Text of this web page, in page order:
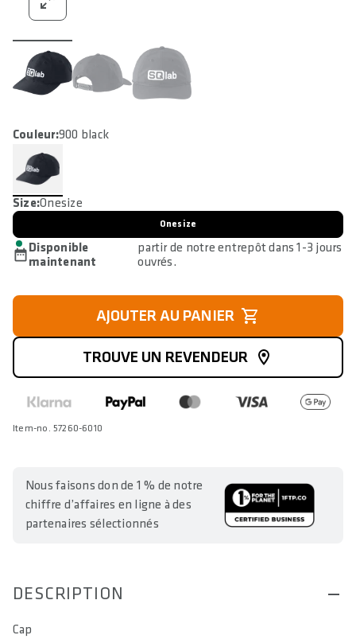
Disponible
maintenant
partir de notre entrepôt dans 1-3 jours
ouvrés.
Couleur:900 black
Size:Onesize
Onesize
AJOUTER AU PANIER
TROUVE UN REVENDEUR
Item-no. 57260-6010
Nous faisons don de 1 % de notre
chiffre d’affaires en ligne à des
partenaires sélectionnés
DESCRIPTION
Cap